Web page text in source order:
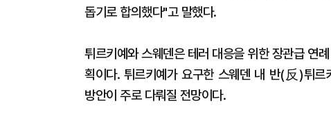
돕기로 합의했다"고 말했다.
튀르키예와 스웨덴은 테러 대응을 위한 장관급 연
획이다. 튀르키예가 요구한 스웨덴 내 반(反)튀
방안이 주로 다뤄질 전망이다.